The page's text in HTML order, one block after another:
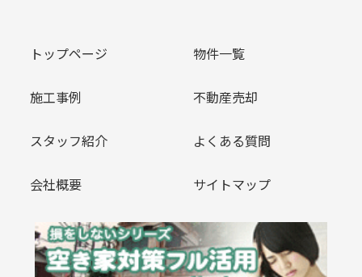
トップページ 物件一覧
施工事例 不動産売却
スタッフ紹介 よくある質問
会社概要 サイトマップ